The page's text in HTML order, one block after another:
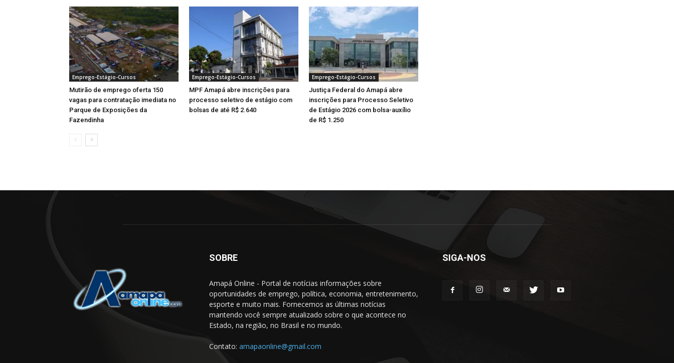
Emprego-Estágio-Cursos
Mutirão de emprego oferta 150
vagas para contratação imediata no
Parque de Exposições da
Fazendinha
Emprego-Estágio-Cursos
MPF Amapá abre inscrições para
processo seletivo de estágio com
bolsas de até R$ 2.640
Emprego-Estágio-Cursos
Justiça Federal do Amapá abre
inscrições para Processo Seletivo
de Estágio 2026 com bolsa-auxílio
de R$ 1.250
SOBRE
Amapá Online - Portal de notícias informações sobre
oportunidades de emprego, política, economia, entretenimento,
esporte e muito mais. Fornecemos as últimas notícias
mantendo você sempre atualizado sobre o que acontece no
Estado, na região, no Brasil e no mundo.
Contato: amapaonline@gmail.com
SIGA-NOS